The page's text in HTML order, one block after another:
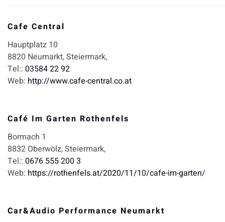
Cafe Central
Hauptplatz 10
8820 Neumarkt,Steiermark,
Tel:: 03584 22 92
Web: http://www.cafe-central.co.at
Café Im Garten Rothenfels
Bormach 1
8832 Oberwölz,Steiermark,
Tel:: 0676 555 200 3
Web: https://rothenfels.at/2020/11/10/cafe-im-garten/
Car&Audio Performance Neumarkt